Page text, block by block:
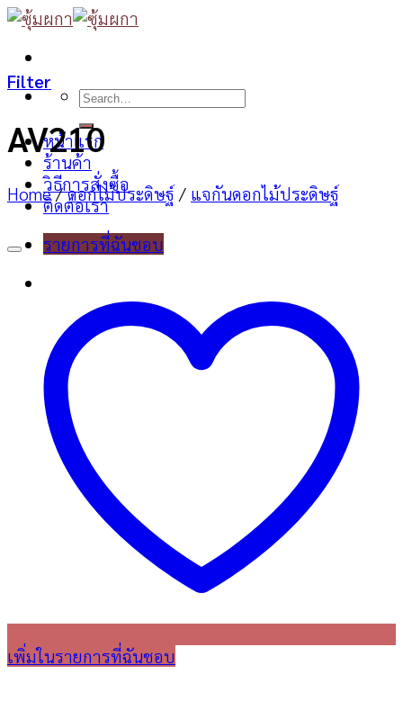
Skip
content
Search
หน้าแรก
ร้านค้า
วิธีการสั่งซื้อ
ติดต่อเรา
รายการที่ฉันชอบ
Filter
AV210
Home / ดอกไม้ประดิษฐ์ / แจกันดอกไม้ประดิษฐ์
เพิ่มในรายการที่ฉันชอบ